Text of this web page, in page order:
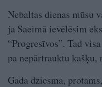
Nebaltas dienas mūsu
ja Saeimā ievēlēsim
“Progresīvos”. Tad
pa nepārtrauktu kašķu,
Gada dziesma,